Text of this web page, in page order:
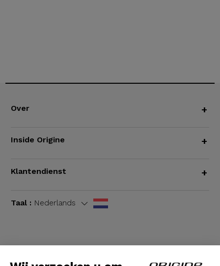
Over +
Inside Origine +
Klantendienst +
Taal : Nederlands